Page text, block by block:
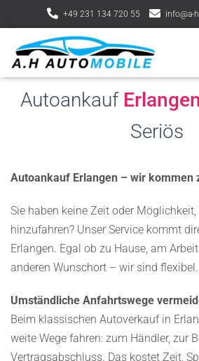
+49 231 134 720 55 info@a-
Lindnerstraße 13, 44339
Autoankauf Erlangen
Seriös
Autoankauf Erlangen – wir kommen
Sie haben keine Zeit oder
hinzufahren? Unser Service kommt
Erlangen. Egal ob zu Hause, am
anderen Wunschort – wir sind flexibel.
Umständliche Anfahrtswege
Beim klassischen Autoverkauf in
weite Wege fahren: zum Händler, zur
Vertragsabschluss. Das kostet Zeit,